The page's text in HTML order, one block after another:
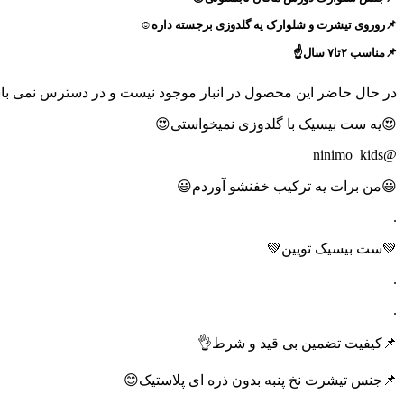
📌روروی تیشرت و شلوارک یه گلدوزی برجسته داره☺️
📌مناسب ۲تا۷ سال☝️
در حال حاضر این محصول در انبار موجود نیست و در دسترس نمی
😍یه ست بیسیک با گلدوزی نمیخواستی😍
@ninimo_kids
😃من برات یه ترکیب خفنشو آوردم😃
.
💚ست بیسیک تویین💚
.
.
📌کیفیت تضمین بی قید و شرط👌
📌جنس تیشرت نخ پنبه بدون ذره ای پلاستیک😊